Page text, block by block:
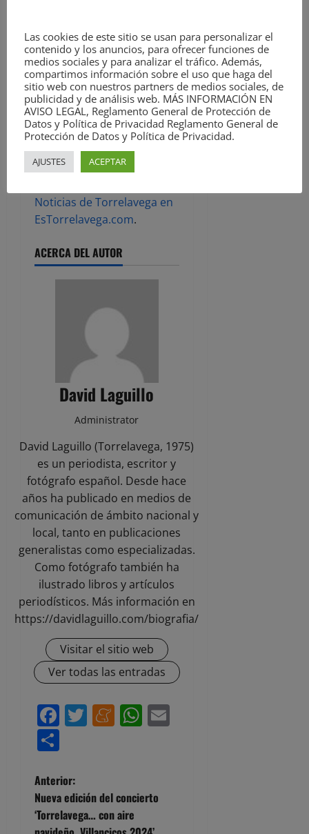
Ayuntamiento continuar
realizando la bonificación
del 20% en el precio del
Torrebus.
La entradaPRC-PSOE
aprueban en solitario las
Ordenanzas Fiscales de
Noticias de Torrelavega en
EsTorrelavega.com.
ACERCA DEL AUTOR
David Laguillo
Administrator
David Laguillo (Torrelavega, 1975)
es un periodista, escritor y
fotógrafo español. Desde hace
años ha publicado en medios de
comunicación de ámbito nacional y
local, tanto en publicaciones
generalistas como especializadas.
Como fotógrafo también ha
ilustrado libros y artículos
periodísticos. Más información en
https://davidlaguillo.com/biografia/
Visitar el sitio web
Ver todas las entradas
Facebook
Twitter
Meneame
WhatsApp
N
a
Anterior:
Nueva edición del concierto
‘Torrelavega… con aire
Las cookies de este sitio se usan para personalizar el
contenido y los anuncios, para ofrecer funciones de
medios sociales y para analizar el tráfico. Además,
compartimos información sobre el uso que haga del
sitio web con nuestros partners de medios sociales, de
publicidad y de análisis web. MÁS INFORMACIÓN EN
AVISO LEGAL, Reglamento General de Protección de
Datos y Política de Privacidad Reglamento General de
Protección de Datos y Política de Privacidad.
AJUSTES ACEPTAR